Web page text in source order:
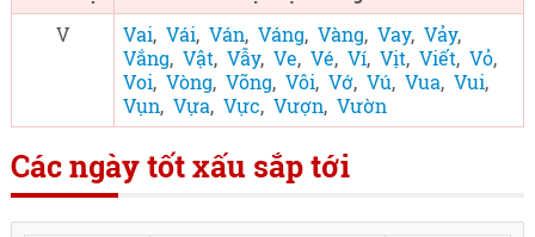
V
Vai, Vái, Ván, Váng, Vàng, Vay, Vảy,
Vắng, Vật, Vẫy, Ve, Vé, Ví, Vịt, Viết, Vỏ,
Voi, Vòng, Võng, Vôi, Vớ, Vú, Vua, Vui,
Vụn, Vựa, Vực, Vượn, Vườn
Các ngày tốt xấu sắp tới